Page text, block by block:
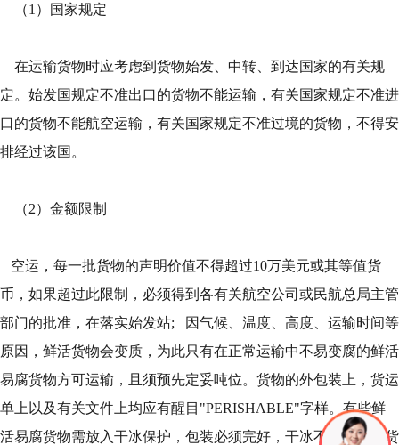
（1）国家规定
在运输货物时应考虑到货物始发、中转、到达国家的有关规
定。始发国规定不准出口的货物不能运输，有关国家规定不准进
口的货物不能航空运输，有关国家规定不准过境的货物，不得安
排经过该国。
（2）金额限制
空运，每一批货物的声明价值不得超过10万美元或其等值货
币，如果超过此限制，必须得到各有关航空公司或民航总局主管
部门的批准，在落实始发站; 因气候、温度、高度、运输时间等
原因，鲜活货物会变质，为此只有在正常运输中不易变腐的鲜活
易腐货物方可运输，且须预先定妥吨位。货物的外包装上，货运
单上以及有关文件上均应有醒目"PERISHABLE"字样。有些鲜
活易腐货物需放入干冰保护，包装必须完好，干冰不能漏出。货